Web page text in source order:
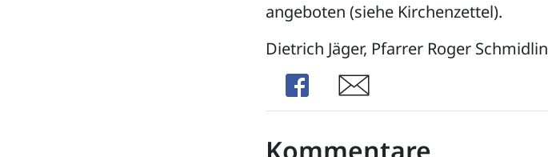
angeboten (siehe Kirchenzettel).
Dietrich Jäger, Pfarrer Roger
Share
Share